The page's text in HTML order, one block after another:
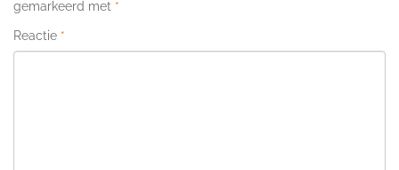
gemarkeerd met *
Reactie *